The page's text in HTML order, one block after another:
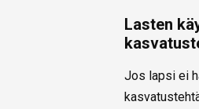
Lasten
Jos lapsi ei